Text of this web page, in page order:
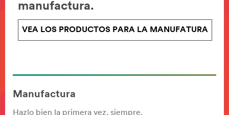
manufactura.
VEA LOS PRODUCTOS PARA LA MANUFATURA
Manufactura
Hazlo bien la primera vez, siempre.